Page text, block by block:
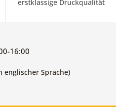
erstklassige Druckqualität
16:00
englischer Sprache)